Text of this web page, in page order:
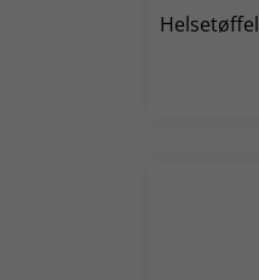
Helsetøffel